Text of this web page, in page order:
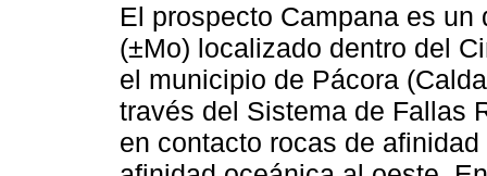
El prospecto Campana es
(±Mo) localizado dentro del
el municipio de Pácora
través del Sistema de Fallas
en contacto rocas de